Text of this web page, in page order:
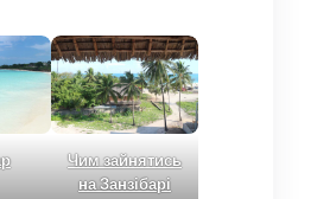
Чим зайнятись
на Занзібарі